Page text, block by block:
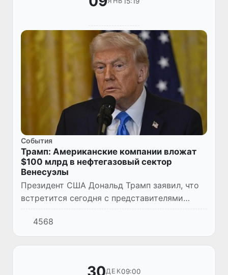
Cобытия
Трамп: Американские компании вложат
$100 млрд в нефтегазовый сектор
Венесуэлы
Президент США Дональд Трамп заявил, что
встретится сегодня с представителями
крупных нефтяных компаний США для
обсуждения инвестиций в энергетическую
отрасль Венесуэлы.
4568
ДЕК09:00